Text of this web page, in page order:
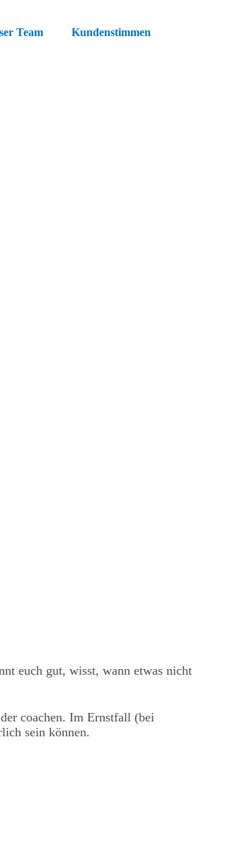
Team Kundenstimmen
euch gut, wisst, wann etwas nicht
coachen. Im Ernstfall (bei
sein können.